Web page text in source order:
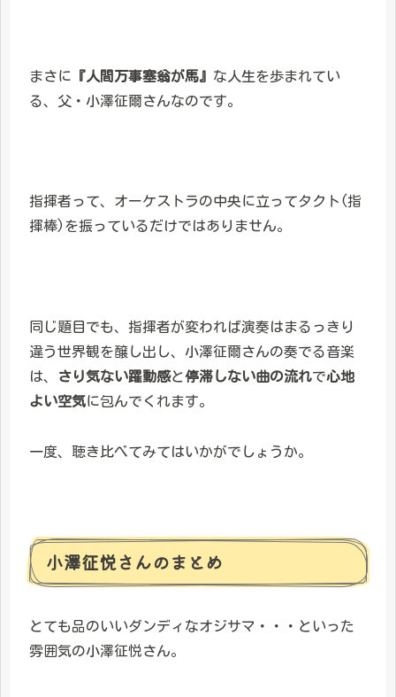
まさに 『人間万事塞翁が馬』 な人生を歩まれてい
る、父・小澤征爾さんなのです。
指揮者って、オーケストラの中央に立ってタクト(指
揮棒)を振っているだけではありません。
同じ題目でも、指揮者が変われば演奏はまるっきり
違う世界観を醸し出し、小澤征爾さんの奏でる音楽
は、
さり気ない躍動感と停滞しない曲の流れで心地
よい空気に包んでくれます。
一度、聴き比べてみてはいかがでしょうか。
小澤征悦さんのまとめ
とても品のいいダンディなオジサマ・・・といった
雰囲気の小澤征悦さん。